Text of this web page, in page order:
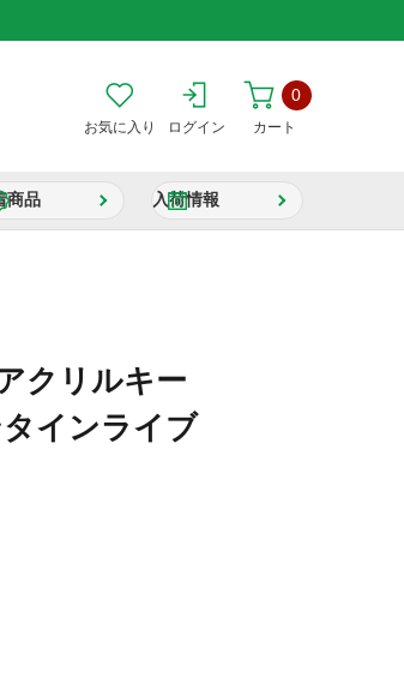
お気に入り ログイン カート
0
商品 入荷情報
クリルキー
インライブ